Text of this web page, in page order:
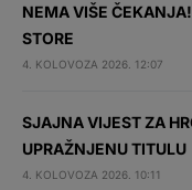
NEMA VIŠE
STORE
4. KOLOVOZA 2026. 12:07
SJAJNA VIJEST ZA
UPRAŽNJENU TITULU
4. KOLOVOZA 2026. 10:11